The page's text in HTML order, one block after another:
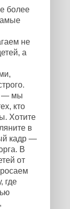
более
не
а
— мы
кто
Хотите
в
кадр —
В
от
где